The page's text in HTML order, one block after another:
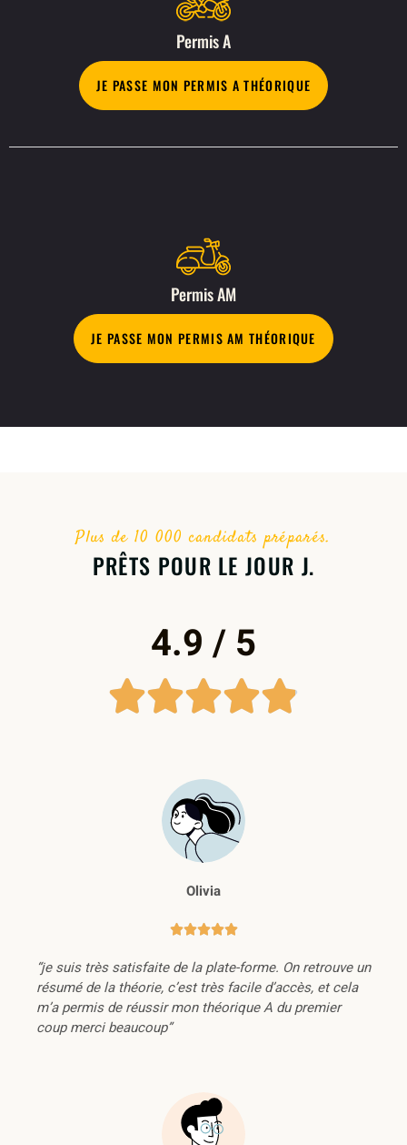
Permis A
JE PASSE MON PERMIS A THÉORIQUE
Permis AM
JE PASSE MON PERMIS AM THÉORIQUE
Plus de 10 000 candidats préparés.
PRÊTS POUR LE JOUR J.
4.9 / 5
Olivia

“je suis très satisfaite de la plate-forme. On retrouve un
résumé de la théorie, c’est très facile d’accès, et cela
m’a permis de réussir mon théorique A du premier
coup merci beaucoup”